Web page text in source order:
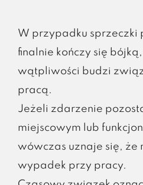
W przypadku sprzeczki
finalnie kończy się
wątpliwości budzi
pracą.
Jeżeli zdarzenie
miejscowym lub
wówczas uznaje się, że
wypadek przy pracy.